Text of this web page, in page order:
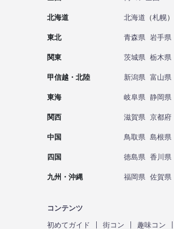
北海道 北海道 （札幌）
東北 青森県 岩手県
関東 茨城県 栃木県
甲信越・北陸 新潟県 富山県
東海 岐阜県 静岡県
関西 滋賀県 京都府
中国 鳥取県 島根県
四国 徳島県 香川県
九州・沖縄 福岡県 佐賀県
コンテンツ
初めてガイド
街コン 趣味コン